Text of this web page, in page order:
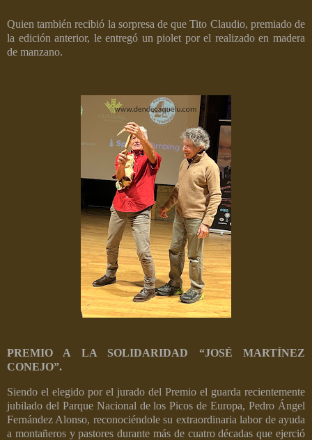
Quien también recibió la sorpresa de que Tito Claudio, premiado de
la edición anterior, le entregó un piolet por el realizado en madera
de manzano.
PREMIO A LA SOLIDARIDAD “JOSÉ MARTÍNEZ
CONEJO”.
Siendo el elegido por el jurado del Premio el guarda recientemente
jubilado del Parque Nacional de los Picos de Europa, Pedro Ángel
Fernández Alonso, reconociéndole su extraordinaria labor de ayuda
a montañeros y pastores durante más de cuatro décadas que ejerció